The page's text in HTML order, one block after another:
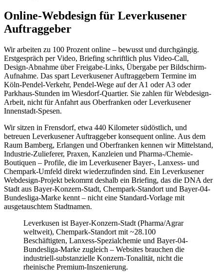
Online-Webdesign für Leverkusener
Auftraggeber
Wir arbeiten zu 100 Prozent online – bewusst und durchgängig.
Erstgespräch per Video, Briefing schriftlich plus Video-Call,
Design-Abnahme über Freigabe-Links, Übergabe per Bildschirm-
Aufnahme. Das spart Leverkusener Auftraggebern Termine im
Köln-Pendel-Verkehr, Pendel-Wege auf der A1 oder A3 oder
Parkhaus-Stunden im Wiesdorf-Quartier. Sie zahlen für Webdesign-
Arbeit, nicht für Anfahrt aus Oberfranken oder Leverkusener
Innenstadt-Spesen.
Wir sitzen in Frensdorf, etwa 440 Kilometer südöstlich, und
betreuen Leverkusener Auftraggeber konsequent online. Aus dem
Raum Bamberg, Erlangen und Oberfranken kennen wir Mittelstand,
Industrie-Zulieferer, Praxen, Kanzleien und Pharma-/Chemie-
Boutiquen – Profile, die im Leverkusener Bayer-, Lanxess- und
Chempark-Umfeld direkt wiederzufinden sind. Ein Leverkusener
Webdesign-Projekt bekommt deshalb ein Briefing, das die DNA der
Stadt aus Bayer-Konzern-Stadt, Chempark-Standort und Bayer-04-
Bundesliga-Marke kennt – nicht eine Standard-Vorlage mit
ausgetauschtem Stadtnamen.
Leverkusen ist Bayer-Konzern-Stadt (Pharma/Agrar
weltweit), Chempark-Standort mit ~28.100
Beschäftigten, Lanxess-Spezialchemie und Bayer-04-
Bundesliga-Marke zugleich – Websites brauchen die
industriell-substanzielle Konzern-Tonalität, nicht die
rheinische Premium-Inszenierung.